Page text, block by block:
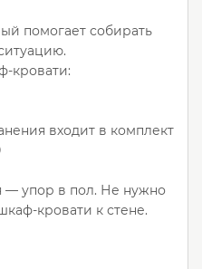
помогает собирать
кровати:
входит в комплект
— упор в пол. Не нужно
кровати к стене.